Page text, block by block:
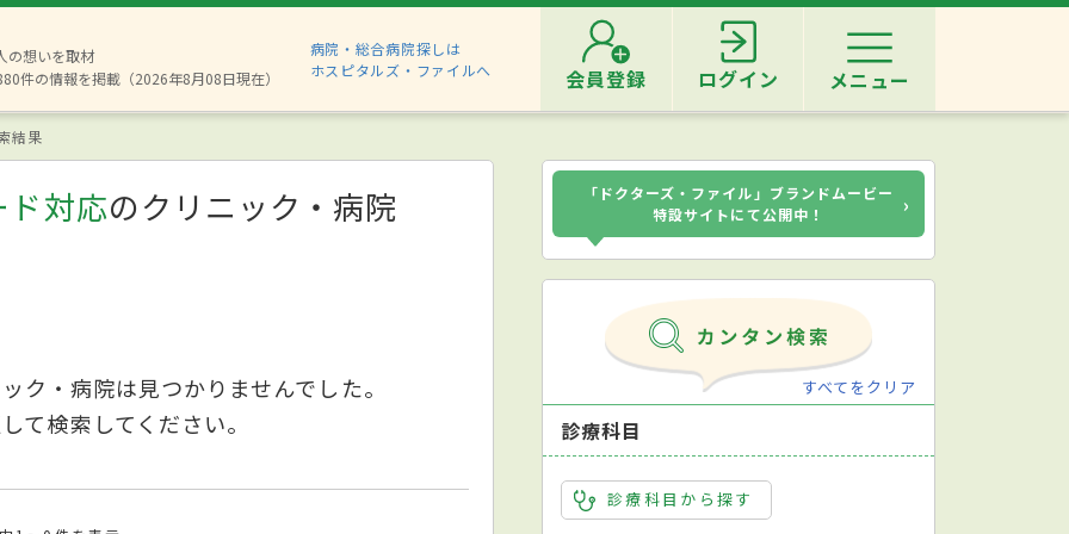
の想いを取材
件の情報を掲載（2026年8月08日現在）
病院・総合病院探しは
ホスピタルズ・ファイルへ
会員登録 ログイン メニュー
結果
対応のクリニック・病院
ク・病院は見つかりませんでした。
て検索してください。
「ドクターズ・ファイル」ブランドムービー
特設サイトにて公開中！
›
すべてをクリア
診療科目
診療科目から探す